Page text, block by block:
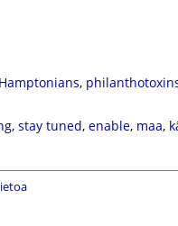
Hamptonians,
, stay tuned, enable, maa,